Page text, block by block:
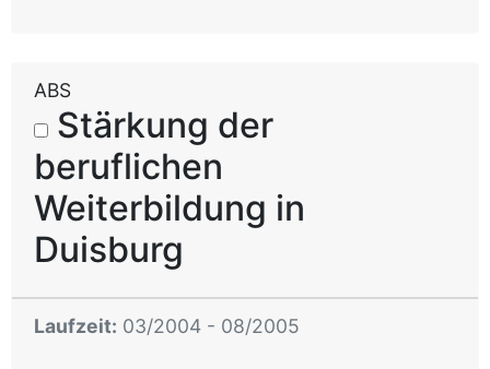
ABS
Stärkung der
beruflichen
Weiterbildung in
Duisburg
Laufzeit: 03/2004 - 08/2005